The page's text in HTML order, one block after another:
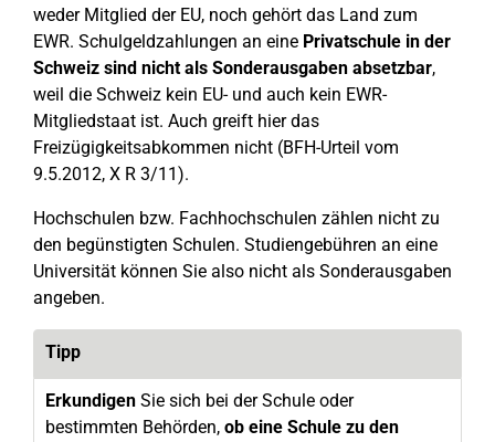
weder Mitglied der EU, noch gehört das Land zum
EWR. Schulgeldzahlungen an eine Privatschule in der
Schweiz sind nicht als Sonderausgaben absetzbar,
weil die Schweiz kein EU- und auch kein EWR-
Mitgliedstaat ist. Auch greift hier das
Freizügigkeitsabkommen nicht (BFH-Urteil vom
9.5.2012, X R 3/11).
Hochschulen bzw. Fachhochschulen zählen nicht zu
den begünstigten Schulen. Studiengebühren an eine
Universität können Sie also nicht als Sonderausgaben
angeben.
Tipp
Erkundigen Sie sich bei der Schule oder
bestimmten Behörden, ob eine Schule zu den